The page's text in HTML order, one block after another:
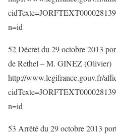
n=id
52 Décret du 29 octobre 2013
de Rethel – M. GINEZ (Olivier)
http://www.legifrance.gouv.fr/
n=id
53 Arrêté du 29 octobre 2013